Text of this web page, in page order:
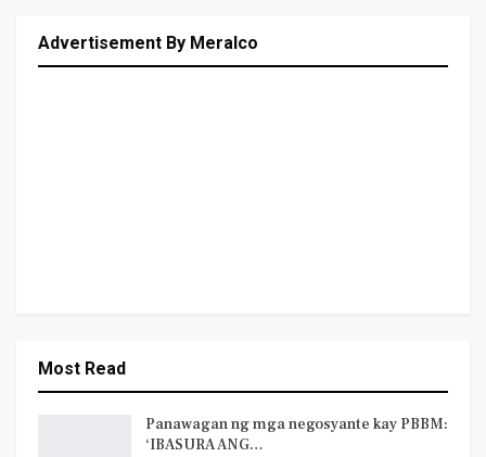
Advertisement By Meralco
Most Read
Panawagan ng mga negosyante kay PBBM:
‘IBASURA ANG…